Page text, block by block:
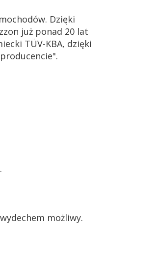
Dzięki
już ponad 20 lat
TÜV-KBA, dzięki
możliwy.